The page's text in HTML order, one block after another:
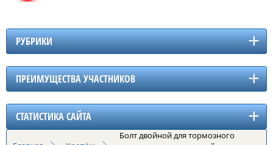
РУБРИКИ
ПРЕИМУЩЕСТВА УЧАСТНИКОВ
СТАТИСТИКА САЙТА
Болт двойной для тормозного